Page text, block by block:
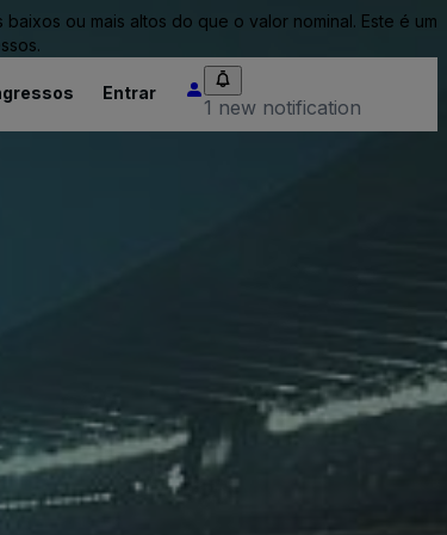
ou mais altos do que o valor nominal. Este é um
Entrar
1 new notification